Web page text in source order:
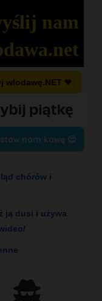
nam
wlodawę.NET ❤
nam kawę 😍
chórów i
ją dusi i używa